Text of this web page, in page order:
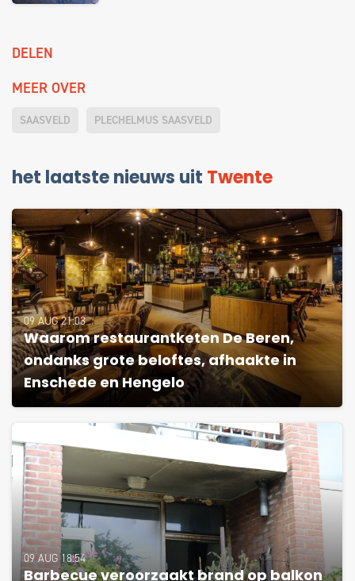
DELEN
MEER OVER
SAASVELD PLECHELMUS SAASVELD
het laatste nieuws uit Twente
09 AUG 21:03
Waarom restaurantketen De Beren,
ondanks grote beloftes, afhaakte in
Enschede en Hengelo
09 AUG 18:54
Barbecue veroorzaakt brand op balkon